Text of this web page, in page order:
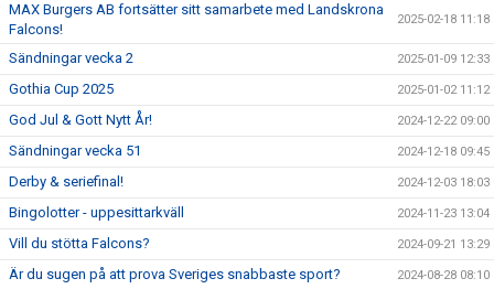
MAX Burgers AB fortsätter sitt samarbete med Landskrona
Falcons!
2025-02-18 11:18
Sändningar vecka 2 2025-01-09 12:33
Gothia Cup 2025 2025-01-02 11:12
God Jul & Gott Nytt År! 2024-12-22 09:00
Sändningar vecka 51 2024-12-18 09:45
Derby & seriefinal! 2024-12-03 18:03
Bingolotter - uppesittarkväll 2024-11-23 13:04
Vill du stötta Falcons? 2024-09-21 13:29
Är du sugen på att prova Sveriges snabbaste sport? 2024-08-28 08:10